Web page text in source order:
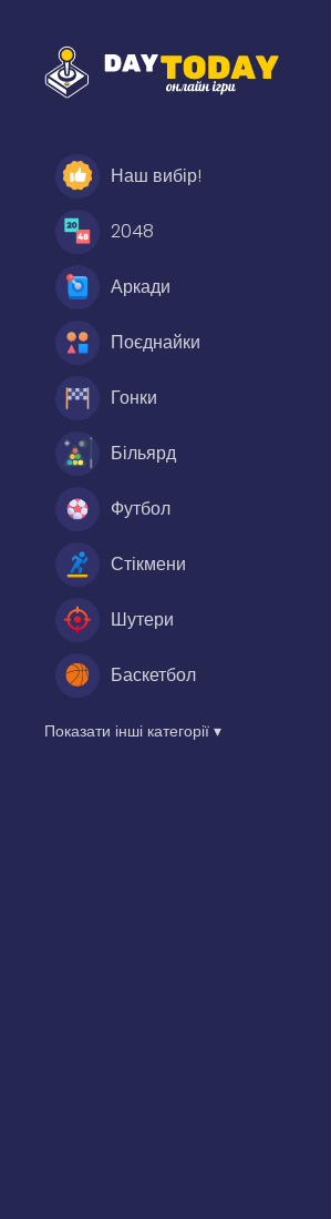
Наш вибір!
2048
Аркади
Поєднайки
Гонки
Більярд
Футбол
Стікмени
Шутери
Баскетбол
Показати інші категорії ▾